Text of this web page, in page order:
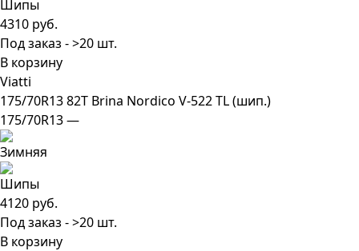
4310 руб.
Под заказ - >20 шт.
В корзину
Viatti
175/70R13 82T Brina Nordico V-522 TL (шип.)
175/70R13 —
4120 руб.
Под заказ - >20 шт.
В корзину